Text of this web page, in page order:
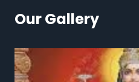
Our Gallery